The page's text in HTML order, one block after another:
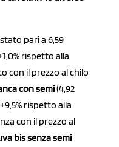
pari a 6,59
rispetto alla
con il prezzo al chilo
con semi(4,92
rispetto alla
con il prezzo al
bis senza semi